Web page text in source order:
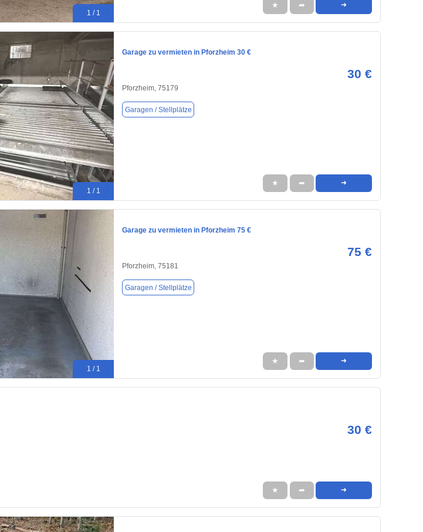
1 / 1
★ ➦ ➜
1 / 1
Garage zu vermieten in Pforzheim 30 €
30 €
Pforzheim, 75179
Garagen / Stellplätze
★ ➦ ➜
1 / 1
Garage zu vermieten in Pforzheim 75 €
75 €
Pforzheim, 75181
Garagen / Stellplätze
★ ➦ ➜
30 €
★ ➦ ➜